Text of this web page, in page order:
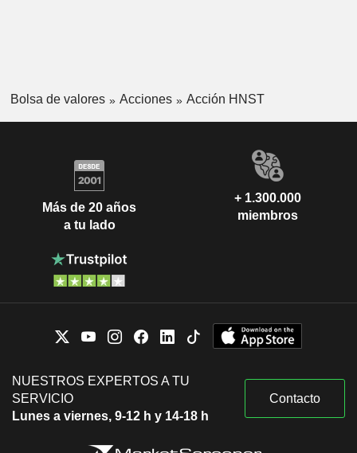
Bolsa de valores Acciones Acción HNST
Más de 20 años
a tu lado
+ 1.300.000
miembros
NUESTROS EXPERTOS A TU
SERVICIO
Lunes a viernes, 9-12 h y 14-18 h
Contacto